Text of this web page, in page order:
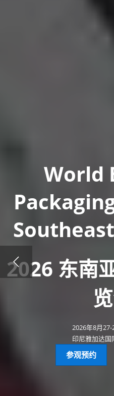
World
2026 东南
2026年8月27-
印尼雅加达国
参观预约